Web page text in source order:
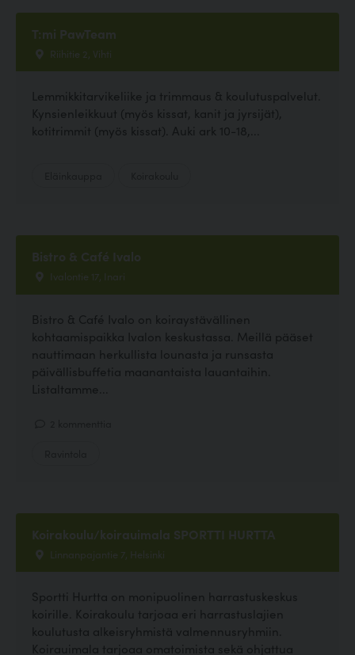
T:mi PawTeam
Riihitie 2, Vihti
Lemmikkitarvikeliike ja trimmaus & koulutuspalvelut.
Kynsienleikkuut (myös kissat, kanit ja jyrsijät),
kotitrimmit (myös kissat). Auki ark 10-18,...
Bistro & Café Ivalo
Ivalontie 17, Inari
Bistro & Café Ivalo on koiraystävällinen
kohtaamispaikka Ivalon keskustassa. Meillä pääset
nauttimaan herkullista lounasta ja runsasta
päivällisbuffetia maanantaista lauantaihin.
Listaltamme...
Koirakoulu/koirauimala SPORTTI HURTTA
Linnanpajantie 7, Helsinki
Sportti Hurtta on monipuolinen harrastuskeskus
koirille. Koirakoulu tarjoaa eri harrastuslajien
koulutusta alkeisryhmistä valmennusryhmiin.
Koirauimala tarjoaa omatoimista sekä ohjattua